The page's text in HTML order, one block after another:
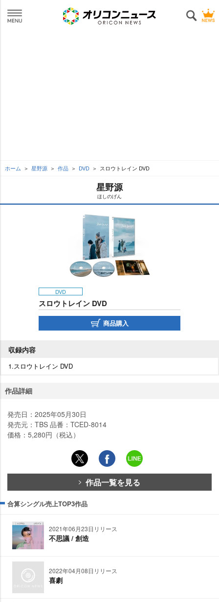
ホーム 星野源 作品 DVD スロウトレイン DVD
星野源
ほしのげん
DVD
スロウトレイン DVD
商品購入
収録内容
1.スロウトレイン DVD
作品詳細
発売日：2025年05月30日
発売元：TBS 品番：TCED-8014
価格：5,280円（税込）
作品一覧を見る
合算シングル売上TOP3作品
2021年06月23日リリース
不思議 / 創造
2022年04月08日リリース
喜劇